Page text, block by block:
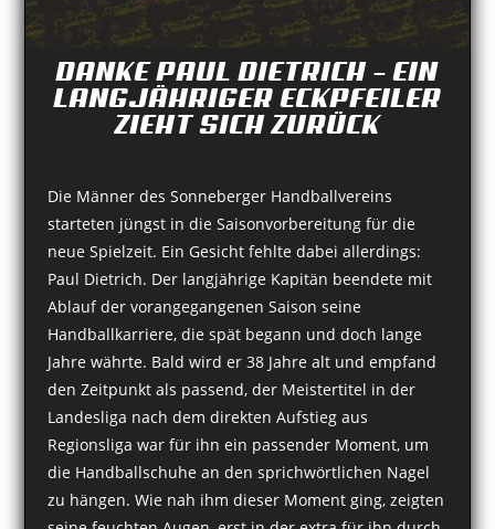
DANKE PAUL DIETRICH – EIN
LANGJÄHRIGER ECKPFEILER
ZIEHT SICH ZURÜCK
Die Männer des Sonneberger Handballvereins
starteten jüngst in die Saisonvorbereitung für die
neue Spielzeit. Ein Gesicht fehlte dabei allerdings:
Paul Dietrich. Der langjährige Kapitän beendete mit
Ablauf der vorangegangenen Saison seine
Handballkarriere, die spät begann und doch lange
Jahre währte. Bald wird er 38 Jahre alt und empfand
den Zeitpunkt als passend, der Meistertitel in der
Landesliga nach dem direkten Aufstieg aus
Regionsliga war für ihn ein passender Moment, um
die Handballschuhe an den sprichwörtlichen Nagel
zu hängen. Wie nah ihm dieser Moment ging, zeigten